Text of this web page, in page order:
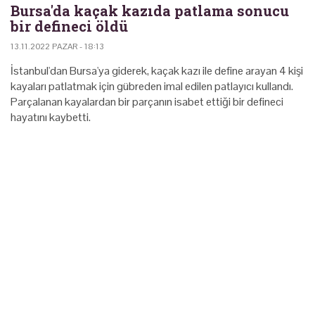
Bursa'da kaçak kazıda patlama sonucu
bir defineci öldü
13.11.2022 PAZAR - 18:13
İstanbul'dan Bursa'ya giderek, kaçak kazı ile define arayan 4 kişi
kayaları patlatmak için gübreden imal edilen patlayıcı kullandı.
Parçalanan kayalardan bir parçanın isabet ettiği bir defineci
hayatını kaybetti.